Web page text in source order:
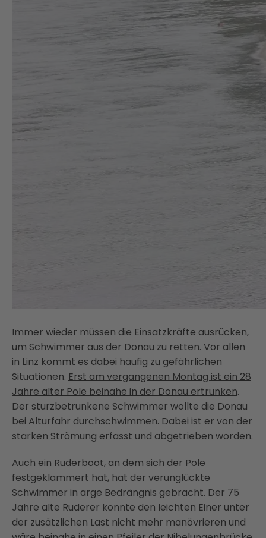
Immer wieder müssen die Einsatzkräfte ausrücken,
um Schwimmer aus der Donau zu retten. Vor allen
in Linz kommt es dabei häufig zu gefährlichen
Situationen. Erst am vergangenen Montag ist ein 28
Jahre alter Pole beinahe in der Donau ertrunken.
Der sturzbetrunkene Schwimmer wollte die Donau
bei Alturfahr durchschwimmen. Dabei ist er von der
starken Strömung erfasst und abgetrieben worden.
Auch ein Ruderboot, an dem sich der Pole
festgeklammert hat, hat der verunglückte
Schwimmer in arge Bedrängnis gebracht. Der 75
Jahre alte Ruderer konnte den leichten Einer unter
der zusätzlichen Last nicht mehr manövrieren und